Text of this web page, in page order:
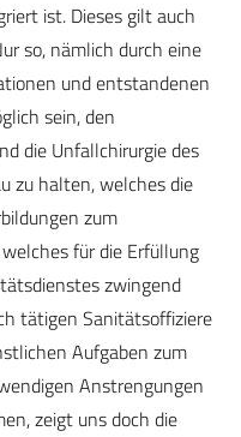
ist. Dieses gilt auch
so, nämlich durch eine
und entstandenen
sein, den
die Unfallchirurgie des
zu halten, welches die
zum
für die Erfüllung
zwingend
tätigen Sanitätsoffiziere
Aufgaben zum
Anstrengungen
zeigt uns doch die